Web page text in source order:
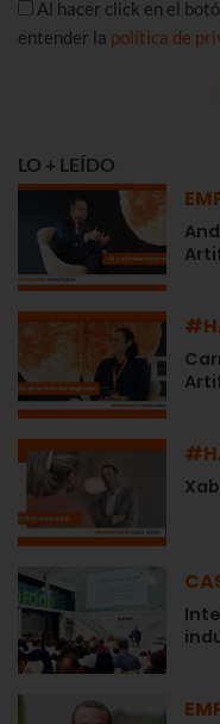
Al hacer click en el
entender la política de
LO + LEÍDO